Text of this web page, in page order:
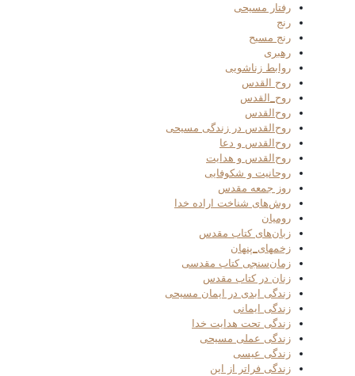
رفتار مسیحی
رنج
رنج مسیح
رهبری
روابط زناشویی
روح القدس
روح_القدس
روح‌القدس
روح‌القدس در زندگی مسیحی
روح‌القدس و دعا
روح‌القدس و هدایت
روحانیت و شکوفایی
روز جمعه مقدس
روش‌های شناخت اراده خدا
رومیان
زبان‌های کتاب مقدس
زخمهای_پنهان
زمان‌سنجی کتاب مقدسی
زنان در کتاب مقدس
زندگی ابدی در ایمان مسیحی
زندگی ایمانی
زندگی تحت هدایت خدا
زندگی عملی مسیحی
زندگی عیسی
زندگی فراتر از این